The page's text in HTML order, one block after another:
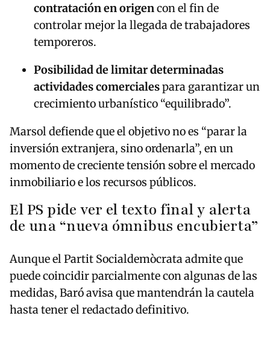
contratación en origencon el fin de
controlar mejor la llegada de trabajadores
temporeros.
Posibilidad de limitar determinadas
actividades comercialespara garantizar un
crecimiento urbanístico “equilibrado”.
Marsol defiende que el objetivo no es “parar la
inversión extranjera, sino ordenarla”, en un
momento de creciente tensión sobre el mercado
inmobiliario e los recursos públicos.
El PS pide ver el texto final y alerta
de una “nueva ómnibus encubierta”
Aunque el Partit Socialdemòcrata admite que
puede coincidir parcialmente con algunas de las
medidas, Baró avisa que mantendrán la cautela
hasta tener el redactado definitivo.